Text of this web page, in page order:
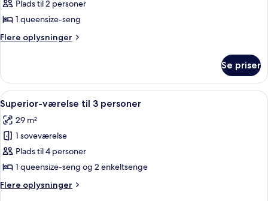
Plads til 2 personer
1 queensize-seng
Flere oplysninger
Flere
dobbeltværelse
Se priser
Indlæs
alle
billeder
af
Superior-
værelse
til
3
Et hotelværelse med to enkeltsenge,
4
Superior-værelse til 3 personer
29 m²
1 soveværelse
Plads til 4 personer
1 queensize-seng og 2 enkeltsenge
Flere oplysninger
Flere